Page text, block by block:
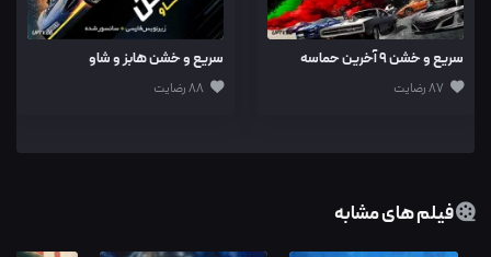
سریع و خشن 9 آخرین حماسه سریع و خشن هابز و شاو
فیلم های مشابه